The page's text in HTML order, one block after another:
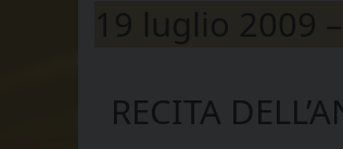
19 luglio 2009 –
RECITA